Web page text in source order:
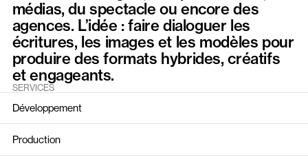
médias, du spectacle ou encore des
agences. L’idée : faire dialoguer les
écritures, les images et les modèles pour
produire des formats hybrides, créatifs
et engageants.
SERVICES
Développement
Production